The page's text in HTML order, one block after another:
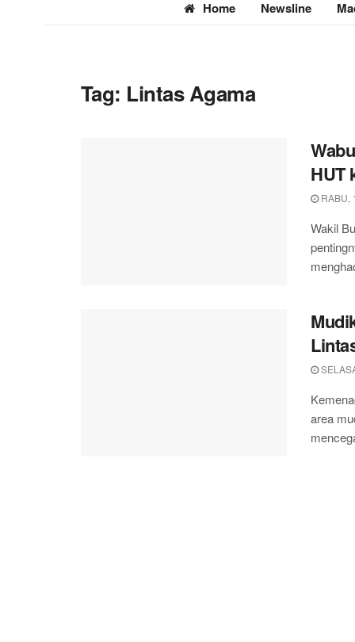
Home Newsline
Tag: Lintas Agama
HUT
RABU,
Wakil
area